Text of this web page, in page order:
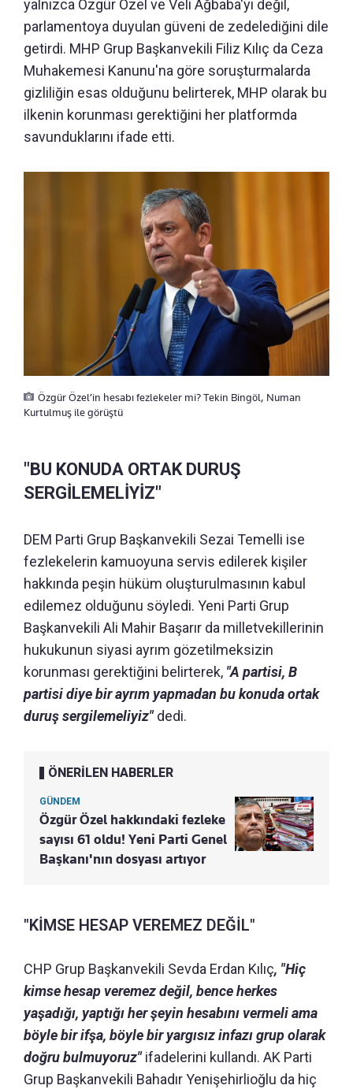
yalnızca Özgür Özel ve Veli Ağbaba'yı değil,
parlamentoya duyulan güveni de zedelediğini dile
getirdi. MHP Grup Başkanvekili Filiz Kılıç da Ceza
Muhakemesi Kanunu'na göre soruşturmalarda
gizliliğin esas olduğunu belirterek, MHP olarak bu
ilkenin korunması gerektiğini her platformda
savunduklarını ifade etti.
Özgür Özel’in hesabı fezlekeler mi? Tekin Bingöl, Numan
Kurtulmuş ile görüştü
"BU KONUDA ORTAK DURUŞ
SERGİLEMELİYİZ"
DEM Parti Grup Başkanvekili Sezai Temelli ise
fezlekelerin kamuoyuna servis edilerek kişiler
hakkında peşin hüküm oluşturulmasının kabul
edilemez olduğunu söyledi. Yeni Parti Grup
Başkanvekili Ali Mahir Başarır da milletvekillerinin
hukukunun siyasi ayrım gözetilmeksizin
korunması gerektiğini belirterek, "A partisi, B
partisi diye bir ayrım yapmadan bu konuda ortak
duruş sergilemeliyiz"dedi.
ÖNERİLEN HABERLER
GÜNDEM
Özgür Özel hakkındaki fezleke
sayısı 61 oldu! Yeni Parti Genel
Başkanı'nın dosyası artıyor
"KİMSE HESAP VEREMEZ DEĞİL"
CHP Grup Başkanvekili Sevda Erdan Kılıç, "Hiç
kimse hesap veremez değil, bence herkes
yaşadığı, yaptığı her şeyin hesabını vermeli ama
böyle bir ifşa, böyle bir yargısız infazı grup olarak
doğru bulmuyoruz"ifadelerini kullandı. AK Parti
Grup Başkanvekili Bahadır Yenişehirlioğlu da hiç